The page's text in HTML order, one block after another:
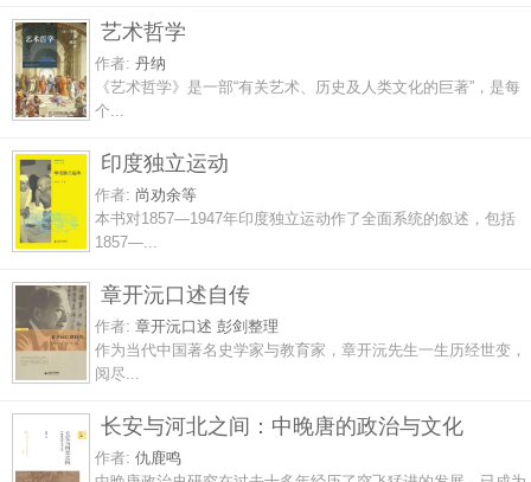
艺术哲学
作者: 丹纳
《艺术哲学》是一部“有关艺术、历史及人类文化的巨著”，是每
个...
印度独立运动
作者: 尚劝余等
本书对1857—1947年印度独立运动作了全面系统的叙述，包括
1857—...
章开沅口述自传
作者: 章开沅口述 彭剑整理
作为当代中国著名史学家与教育家，章开沅先生一生历经世变，
阅尽...
长安与河北之间：中晚唐的政治与文化
作者: 仇鹿鸣